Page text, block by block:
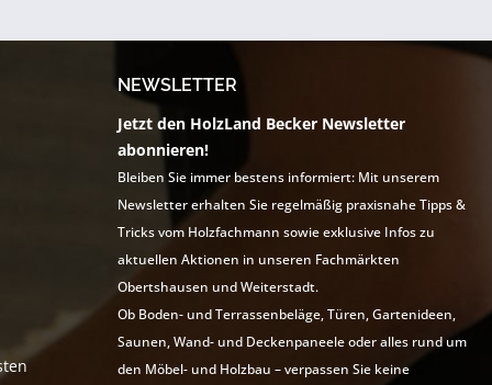
NEWSLETTER
Jetzt den HolzLand Becker Newsletter
abonnieren!
Bleiben Sie immer bestens informiert: Mit unserem
Newsletter erhalten Sie regelmäßig praxisnahe Tipps &
Tricks vom Holzfachmann sowie exklusive Infos zu
aktuellen Aktionen in unseren Fachmärkten
Obertshausen und Weiterstadt.
Ob Boden- und Terrassenbeläge, Türen, Gartenideen,
Saunen, Wand- und Deckenpaneele oder alles rund um
den Möbel- und Holzbau – verpassen Sie keine